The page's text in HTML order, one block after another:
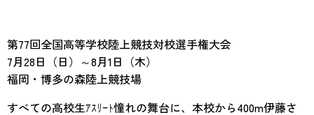
第77回全国高等学校陸上競技対校選手権大会
7月28日（日）～8月1日（木）
福岡・博多の森陸上競技場
すべての高校生ｱｽﾘｰﾄ憧れの舞台に、本校から400m伊藤さ